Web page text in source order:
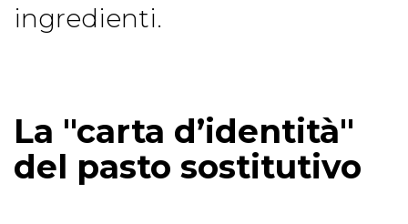
ingredienti.
La "carta d’identità"
del pasto sostitutivo